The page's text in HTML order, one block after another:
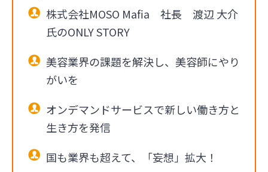
株式会社MOSO Mafia 社長 渡辺 大介
氏のONLY STORY
美容業界の課題を解決し、美容師にやり
がいを
オンデマンドサービスで新しい働き方と
生き方を発信
国も業界も超えて、「妄想」拡大！